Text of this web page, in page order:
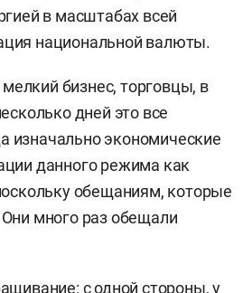
и немецким языками.
в масштабах всей
национальной валюты.
бизнес, торговцы, в
дней это все
изначально экономические
данного режима как
обещаниям, которые
много раз обещали
с одной стороны, у